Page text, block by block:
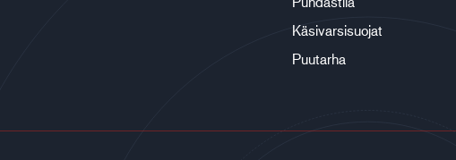
Käsivarsisuojat
Puutarha